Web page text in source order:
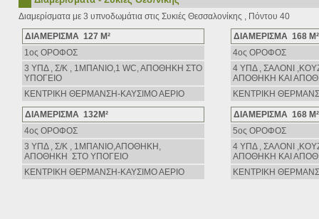
Διαμερίσματα με 3 υπνοδωμάτια στις Συκιές Θεσσαλονίκης , Πόντου 40
ΔΙΑΜΕΡΙΣΜΑ 127 Μ²
1ος ΟΡΟΦΟΣ
3 ΥΠΔ , Σ/Κ , 1ΜΠΑΝΙΟ,1 WC, AΠΟΘΗΚΗ ΣΤΟ
ΥΠΟΓΕΙΟ
ΚΕΝΤΡΙΚΗ ΘΕΡΜΑΝΣΗ-ΚΑΥΣΙΜΟ ΑΕΡΙΟ
ΔΙΑΜΕΡΙΣΜΑ 168 Μ²
4ος ΟΡΟΦΟΣ
4 ΥΠΔ , ΣΑΛΟΝΙ
AΠΟΘΗΚΗ ΚΑΙ
ΚΕΝΤΡΙΚΗ
ΔΙΑΜΕΡΙΣΜΑ 132Μ²
4ος ΟΡΟΦΟΣ
3 ΥΠΔ , Σ/Κ , 1ΜΠΑΝΙΟ,ΑΠΟΘΗΚΗ,
AΠΟΘΗΚΗ ΣΤΟ ΥΠΟΓΕΙΟ
ΚΕΝΤΡΙΚΗ ΘΕΡΜΑΝΣΗ-ΚΑΥΣΙΜΟ ΑΕΡΙΟ
ΔΙΑΜΕΡΙΣΜΑ 168 Μ²
5ος ΟΡΟΦΟΣ
4 ΥΠΔ , ΣΑΛΟΝΙ
AΠΟΘΗΚΗ ΚΑΙ
ΚΕΝΤΡΙΚΗ